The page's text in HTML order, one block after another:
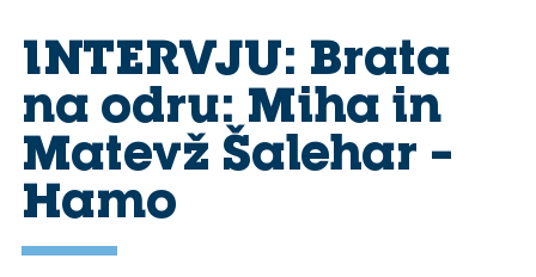
INTERVJU: Brata
na odru: Miha in
Matevž Šalehar –
Hamo